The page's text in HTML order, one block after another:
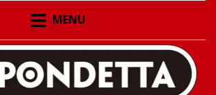
ッタの鉄道模型
ページ 新作情報
信 在庫情報
信、在庫情報
MENU